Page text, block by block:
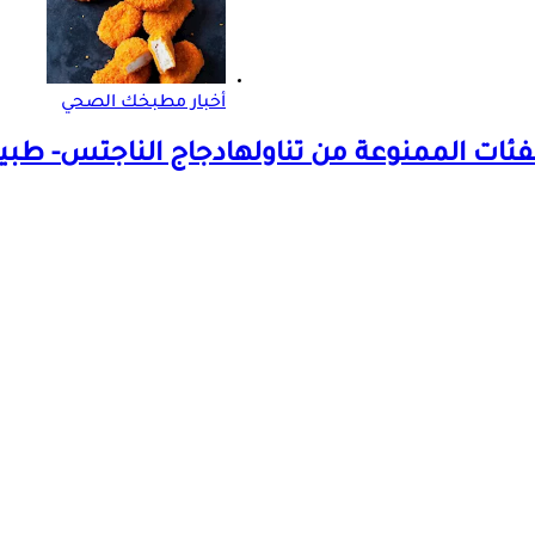
الممنوعة من تناولها
أخبار مطبخك الصحي
دجاج الناجتس-